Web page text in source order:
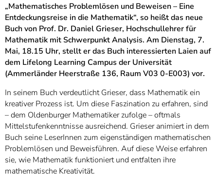
Brotkrumennavigation
springen[Access-Key
7]
Informationen zur
Barrierefreiheit
„Mathematisches Problemlösen und Beweisen – Eine
Entdeckungsreise in die Mathematik“, so heißt das neue
Buch von Prof. Dr. Daniel Grieser, Hochschullehrer für
Mathematik mit Schwerpunkt Analysis. Am Dienstag, 7.
Mai, 18.15 Uhr, stellt er das Buch interessierten Laien auf
dem Lifelong Learning Campus der Universität
(Ammerländer Heerstraße 136, Raum V03 0-E003) vor.
In seinem Buch verdeutlicht Grieser, dass Mathematik ein
kreativer Prozess ist. Um diese Faszination zu erfahren, sind
– dem Oldenburger Mathematiker zufolge – oftmals
Mittelstufenkenntnisse ausreichend. Grieser animiert in dem
Buch seine LeserInnen zum eigenständigen mathematischen
Problemlösen und Beweisführen. Auf diese Weise erfahren
sie, wie Mathematik funktioniert und entfalten ihre
mathematische Kreativität.